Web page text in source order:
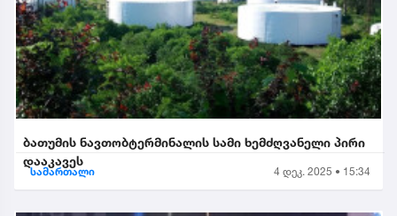
ბათუმის ნავთობტერმინალის სამი ხემძღვანელი პირი
დააკავეს
სამართალი 4 დეკ. 2025 • 15:34